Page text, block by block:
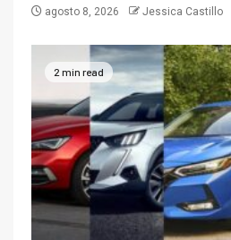
agosto 8, 2026 Jessica Castillo
2 min read